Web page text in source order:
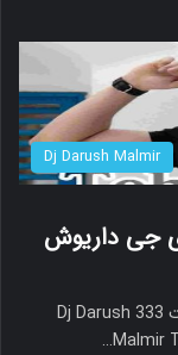
Dj Darush Malmir
ریمیکس تهران بست 365 دی جی داریوش
تهران بست 365 دی جی داریوش مالمیر تهران بست 333 Dj Darush
Malmir